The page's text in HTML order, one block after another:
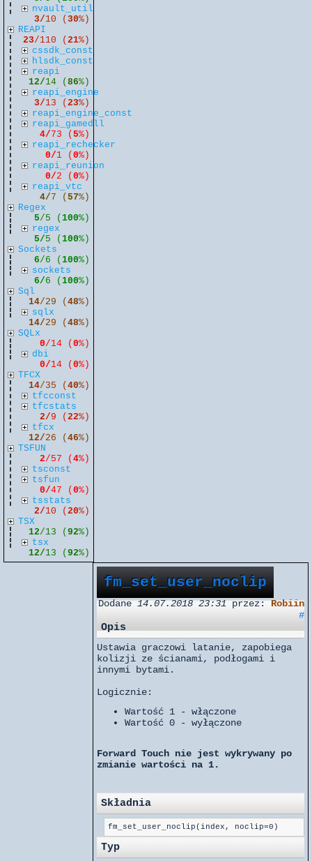
nvault_util
3/10 (30%)
REAPI
23/110 (21%)
cssdk_const
hlsdk_const
reapi
12/14 (86%)
reapi_engine
3/13 (23%)
reapi_engine_const
reapi_gamedll
4/73 (5%)
reapi_rechecker
0/1 (0%)
reapi_reunion
0/2 (0%)
reapi_vtc
4/7 (57%)
Regex
5/5 (100%)
regex
5/5 (100%)
Sockets
6/6 (100%)
sockets
6/6 (100%)
Sql
14/29 (48%)
sqlx
14/29 (48%)
SQLx
0/14 (0%)
dbi
0/14 (0%)
TFCX
14/35 (40%)
tfcconst
tfcstats
2/9 (22%)
tfcx
12/26 (46%)
TSFUN
2/57 (4%)
tsconst
tsfun
0/47 (0%)
tsstats
2/10 (20%)
TSX
12/13 (92%)
tsx
12/13 (92%)
fm_set_user_noclip
Dodane14.07.2018 23:31przez:Robiin
#
Opis
Ustawia graczowi latanie, zapobiega
kolizji ze ścianami, podłogami i
innymi bytami.
Logicznie:
Wartość 1 - włączone
Wartość 0 - wyłączone
Forward Touch nie jest wykrywany po
zmianie wartości na 1.
Składnia
fm_set_user_noclip(index, noclip=0)
Typ